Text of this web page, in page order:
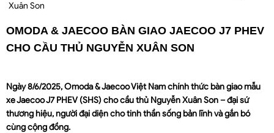
Xuân Son
OMODA & JAECOO BÀN GIAO JAECOO J7 PHEV
CHO CẦU THỦ NGUYỄN XUÂN SON
Ngày 8/6/2025, Omoda & Jaecoo Việt Nam chính thức bàn giao mẫu
xe Jaecoo J7 PHEV (SHS) cho cầu thủ Nguyễn Xuân Son – đại sứ
thương hiệu, người đại diện cho tinh thần sống bản lĩnh và gắn bó
cùng cộng đồng.